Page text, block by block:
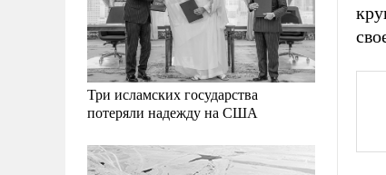
Три исламских государства
потеряли надежду на США